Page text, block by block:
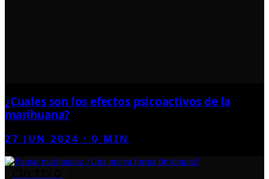
¿Cuales son los efectos psicoactivos de la
marihuana?
27 JUN 2024 ·0 MIN